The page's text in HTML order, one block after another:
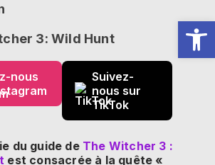
3: Wild Hunt
nous
Suivez-
nous sur
TikTok
du guide de The Witcher 3 :
est consacrée à la quête «